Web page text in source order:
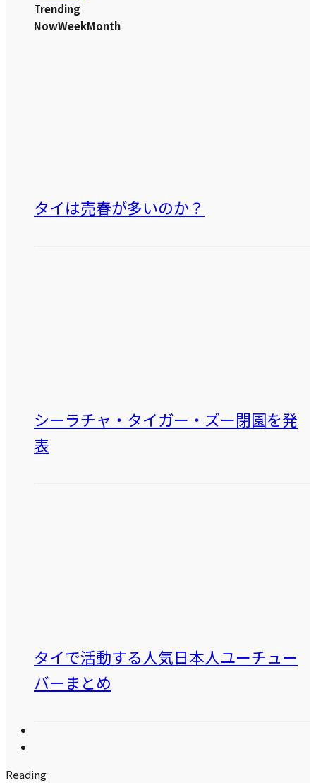
Trending
NowWeekMonth
タイは売春が多いのか？
シーラチャ・タイガー・ズー閉園を発
表
タイで活動する人気日本人ユーチュー
バーまとめ
Reading